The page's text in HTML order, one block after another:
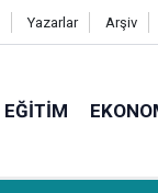
Yazarlar Arşiv
EĞITIM